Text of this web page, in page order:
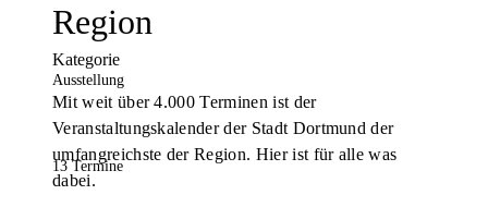
Region
Mit weit über 4.000 Terminen ist der
Veranstaltungskalender der Stadt Dortmund der
umfangreichste der Region. Hier ist für alle was
dabei.
Kategorie
Ausstellung
13 Termine